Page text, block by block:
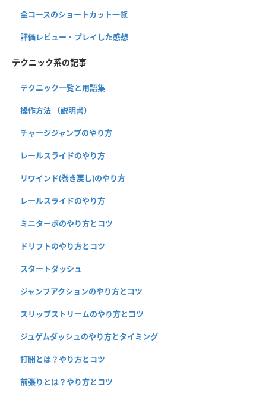
全コースのショートカット一覧
評価レビュー・プレイした感想
テクニック系の記事
テクニック一覧と用語集
操作方法 （説明書）
チャージジャンプのやり方
レールスライドのやり方
リワインド(巻き戻し)のやり方
レールスライドのやり方
ミニターボのやり方とコツ
ドリフトのやり方とコツ
スタートダッシュ
ジャンプアクションのやり方とコツ
スリップストリームのやり方とコツ
ジュゲムダッシュのやり方とタイミング
打開とは？やり方とコツ
前張りとは？やり方とコツ